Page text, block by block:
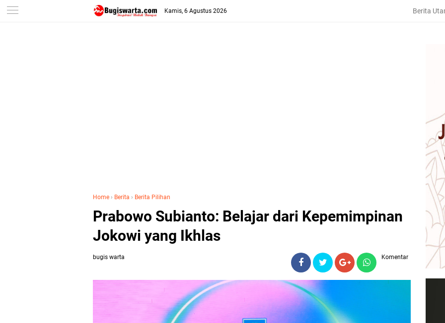
-->
Kamis, 6 Agustus 2026 Berita
Home › Berita › Berita Pilihan
Prabowo Subianto: Belajar dari Kepemimpinan
Jokowi yang Ikhlas
bugis warta Komentar